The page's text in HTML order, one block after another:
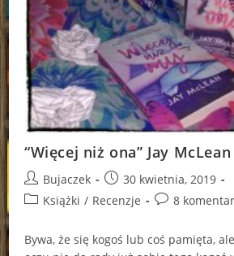
“Więcej niż ona” Jay McLean
Post
author:
Bujaczek
Post
published:
30 kwietnia, 2019
PostKsiążki / Recenzje
Post8
Bywa, że się kogoś lub coś pamięta,